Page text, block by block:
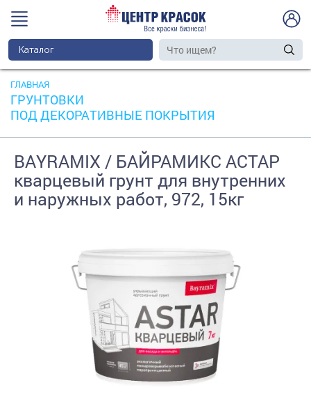
Каталог
ГЛАВНАЯ
ГРУНТОВКИ
ПОД ДЕКОРАТИВНЫЕ ПОКРЫТИЯ
BAYRAMIX / БАЙРАМИКС АСТАР
кварцевый грунт для внутренних
и наружных работ, 972, 15кг